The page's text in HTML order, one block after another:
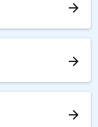
arrow_forward
arrow_forward
arrow_forward